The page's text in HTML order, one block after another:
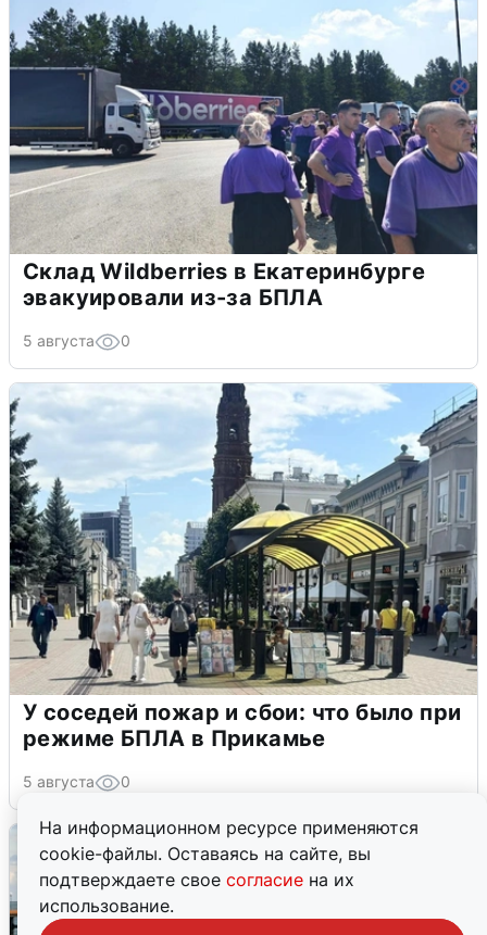
На информационном ресурсе применяются
cookie-файлы. Оставаясь на сайте, вы
подтверждаете свое согласие на их
использование.
Склад Wildberries в Екатеринбурге
эвакуировали из-за БПЛА
5 августа 0
У соседей пожар и сбои: что было при
режиме БПЛА в Прикамье
5 августа 0